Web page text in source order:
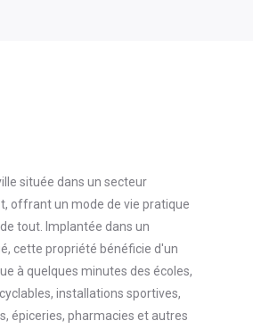
située dans un secteur
offrant un mode de vie pratique
tout. Implantée dans un
cette propriété bénéficie d'un
à quelques minutes des écoles,
installations sportives,
épiceries, pharmacies et autres